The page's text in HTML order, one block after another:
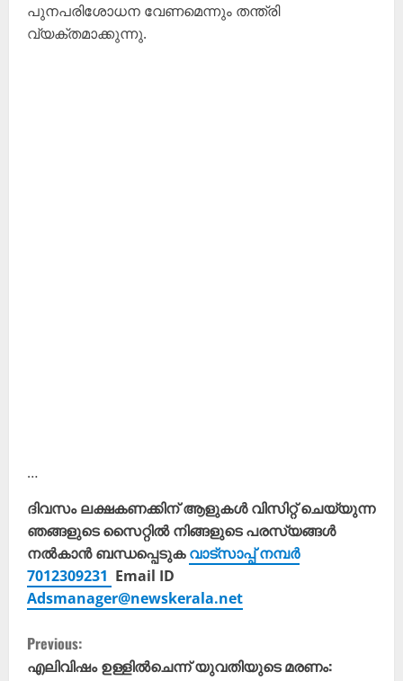
പുനപരിശോധന വേണമെന്നും തന്ത്രി
വ്യക്തമാക്കുന്നു.
…
ദിവസം ലക്ഷകണക്കിന് ആളുകൾ വിസിറ്റ് ചെയ്യുന്ന
ഞങ്ങളുടെ സൈറ്റിൽ നിങ്ങളുടെ പരസ്യങ്ങൾ
നൽകാൻ ബന്ധപ്പെടുകവാട്സാപ്പ് നമ്പർ
7012309231 Email ID
Adsmanager@newskerala.net
C
Previous:
എലിവിഷം ഉള്ളിൽചെന്ന് യുവതിയുടെ മരണം: